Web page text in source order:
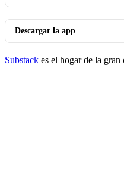
Descargar la app
Substack es el hogar de la gran